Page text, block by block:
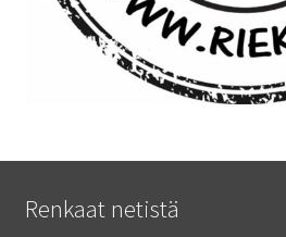
Renkaat netistä